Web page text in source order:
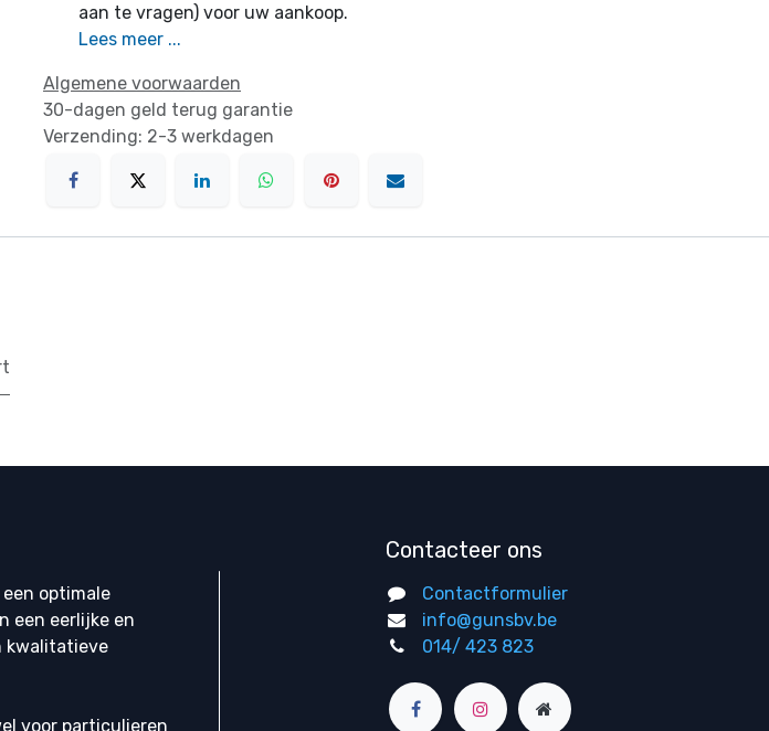
aan te vragen) voor uw aankoop.
Lees meer ...
Algemene voorwaarden
30-dagen geld terug garantie
Verzending: 2-3 werkdagen
optimale
een eerlijke en
kwalitatieve
voor particulieren
Contacteer ons
Contactformulier
info@gunsbv.be
014/ 423 823